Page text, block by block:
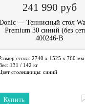
241 990 руб
— Теннисный стол
Premium 30 синий (без
400246-B
стола: 2740 х 1525 х 760 мм
131 / 142 кг
столешницы: синий
Купить